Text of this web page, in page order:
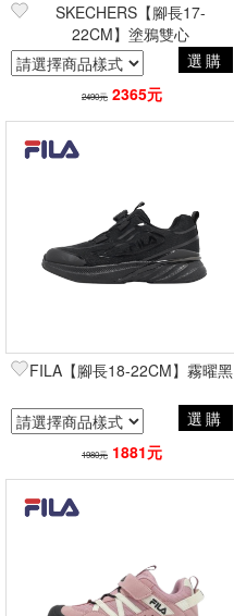
SKECHERS【腳長17-
22CM】塗鴉雙心
選購
2490元 2365元
FILA【腳長18-22CM】霧曜黑
選購
1980元 1881元